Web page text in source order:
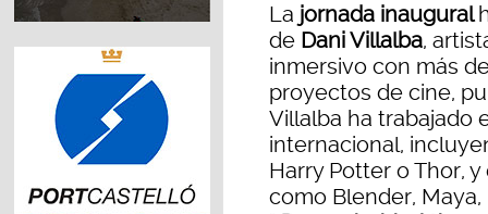
La jornada inaugural
de Dani Villalba,
inmersivo con más
proyectos de cine,
Villalba ha trabajado
internacional,
Harry Potter o Thor,
como Blender,